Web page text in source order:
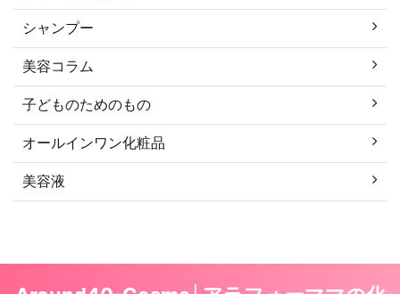
シャンプー
美容コラム
子どものためのもの
オールインワン化粧品
美容液